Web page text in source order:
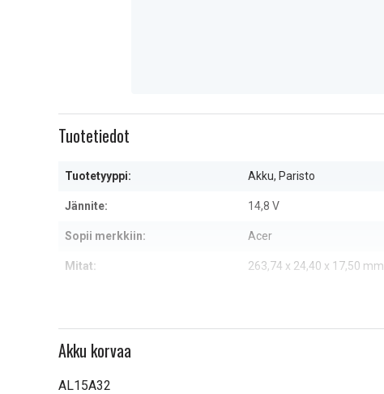
Tuotetiedot
Tuotetyyppi: Akku, Paristo
Jännite: 14,8 V
Sopii merkkiin: Acer
Mitat: 263,74 x 24,40 x 17,50 mm
Akku korvaa
AL15A32